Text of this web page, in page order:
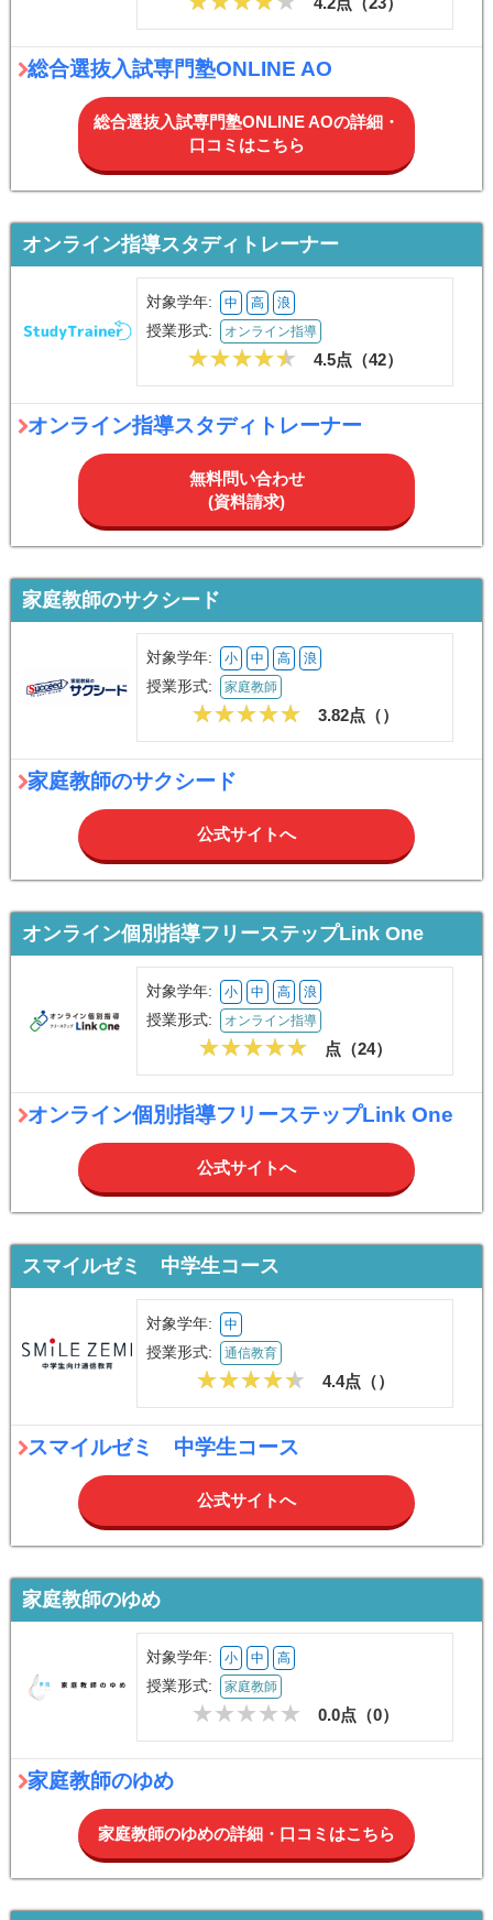
総合選抜入試専門塾ONLINE AO
総合選抜入試専門塾ONLINE AOの詳細・
口コミはこちら
オンライン指導スタディトレーナー
対象学年: 中 高 浪
授業形式: オンライン指導
4.5点（42）
オンライン指導スタディトレーナー
無料問い合わせ
(資料請求)
家庭教師のサクシード
対象学年: 小 中 高 浪
授業形式: 家庭教師
3.82点（）
家庭教師のサクシード
公式サイトへ
オンライン個別指導フリーステップLink One
対象学年: 小 中 高 浪
授業形式: オンライン指導
点（24）
オンライン個別指導フリーステップLink One
公式サイトへ
スマイルゼミ 中学生コース
対象学年: 中
授業形式: 通信教育
4.4点（）
スマイルゼミ 中学生コース
公式サイトへ
家庭教師のゆめ
対象学年: 小 中 高
授業形式: 家庭教師
0.0点（0）
家庭教師のゆめ
家庭教師のゆめの詳細・口コミはこちら